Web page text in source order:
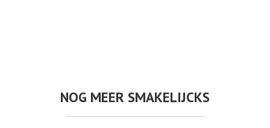
NOG MEER SMAKELIJCKS